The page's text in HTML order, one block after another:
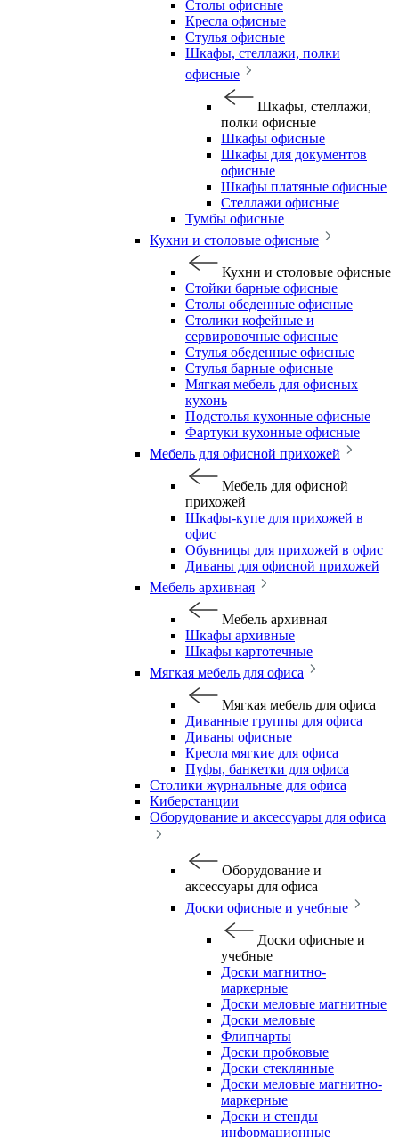
Столы офисные
Кресла офисные
Стулья офисные
Шкафы, стеллажи, полки
офисные
Шкафы, стеллажи,
полки офисные
Шкафы офисные
Шкафы для документов
офисные
Шкафы платяные офисные
Стеллажи офисные
Тумбы офисные
Кухни и столовые офисные
Кухни и столовые офисные
Стойки барные офисные
Столы обеденные офисные
Столики кофейные и
сервировочные офисные
Стулья обеденные офисные
Стулья барные офисные
Мягкая мебель для офисных
кухонь
Подстолья кухонные офисные
Фартуки кухонные офисные
Мебель для офисной прихожей
Мебель для офисной
прихожей
Шкафы-купе для прихожей в
офис
Обувницы для прихожей в офис
Диваны для офисной прихожей
Мебель архивная
Мебель архивная
Шкафы архивные
Шкафы картотечные
Мягкая мебель для офиса
Мягкая мебель для офиса
Диванные группы для офиса
Диваны офисные
Кресла мягкие для офиса
Пуфы, банкетки для офиса
Столики журнальные для офиса
Киберстанции
Оборудование и аксессуары для офиса
Оборудование и
аксессуары для офиса
Доски офисные и учебные
Доски офисные и
учебные
Доски магнитно-
маркерные
Доски меловые магнитные
Доски меловые
Флипчарты
Доски пробковые
Доски стеклянные
Доски меловые магнитно-
маркерные
Доски и стенды
информационные